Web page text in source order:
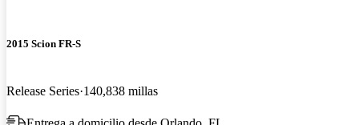
2015 Scion FR-S
Release Series 140,838 millas